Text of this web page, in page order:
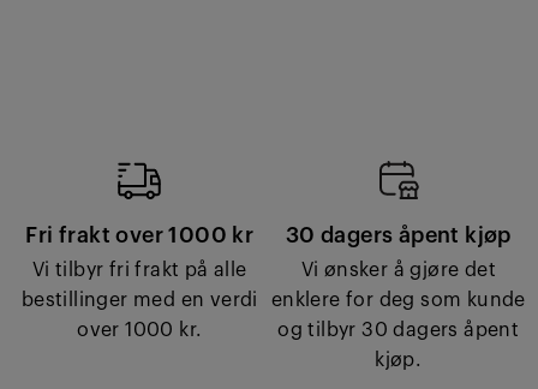
Fri frakt over 1000 kr
Vi tilbyr fri frakt på alle
bestillinger med en verdi
over 1000 kr.
30 dagers åpent kjøp
Vi ønsker å gjøre det
enklere for deg som kunde
og tilbyr 30 dagers åpent
kjøp.